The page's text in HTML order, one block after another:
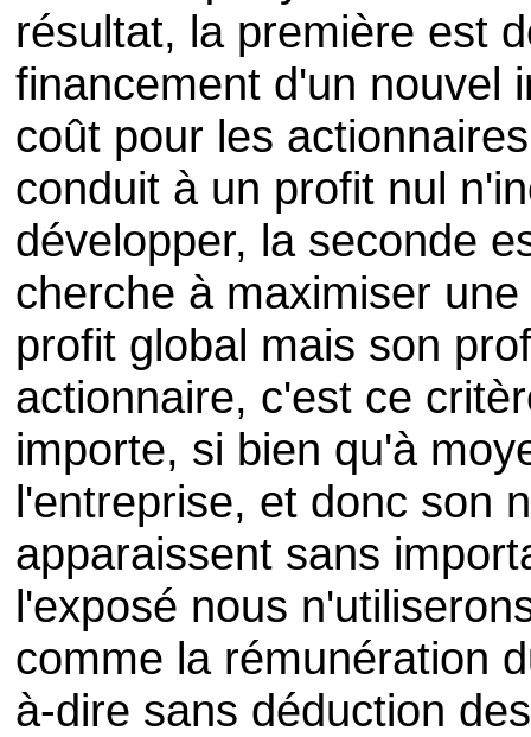
résultat, la première est
financement d'un nouvel
coût pour les
conduit à un profit nul
développer, la seconde
cherche à maximiser
profit global mais son
actionnaire, c'est ce
importe, si bien qu'à
l'entreprise, et donc son
apparaissent sans
l'exposé nous
comme la rémunération
à-dire sans déduction